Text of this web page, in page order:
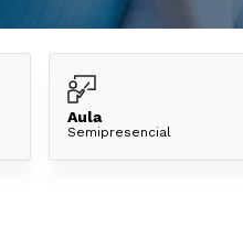
Aula
Semipresencial